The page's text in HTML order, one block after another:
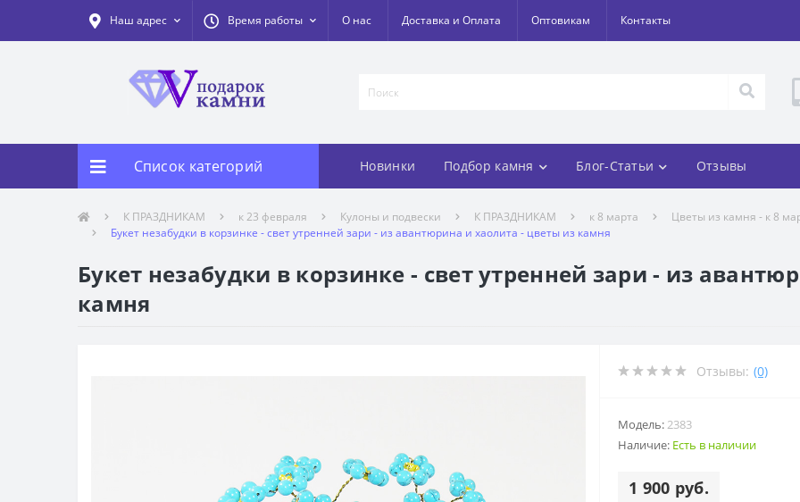
Наш адрес Время работы О нас Доставка и Оплата Оптовикам Контакты
Список категорий Новинки Подбор камня Блог-Статьи Отзывы
К ПРАЗДНИКАМ к 23 февраля Кулоны и подвески К ПРАЗДНИКАМ к 8 марта
Цветы из камня - к 8
Букет незабудки в корзинке - свет утренней зари - из авантюрина и хаолита - цветы из камня
Букет незабудки в корзинке - свет утренней зари - из
камня
Отзывы: (0)
Модель: 2383
Наличие: Есть в наличии
1 900 руб.